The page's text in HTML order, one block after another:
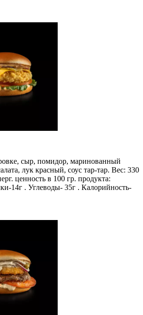
сыр, помидор, маринованный
лук красный, соус тар-тар. Вес: 330
ценность в 100 гр. продукта:
14г . Углеводы- 35г . Калорийность-